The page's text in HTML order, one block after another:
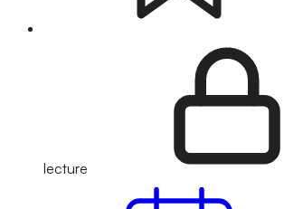
lecture